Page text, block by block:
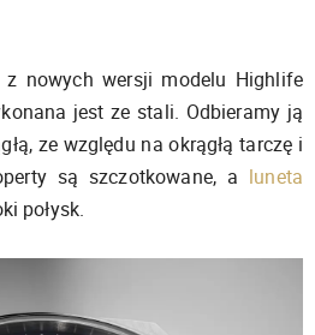
nowych wersji modelu Highlife
jest ze stali. Odbieramy ją
ze względu na okrągłą tarczę i
są szczotkowane, a luneta
połysk.